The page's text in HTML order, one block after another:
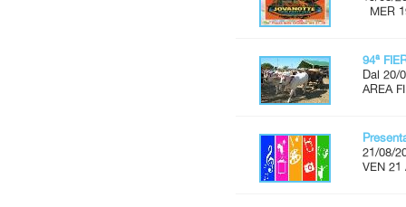
MER
94ª
Dal 20/
AREA
21/08/
VEN 21